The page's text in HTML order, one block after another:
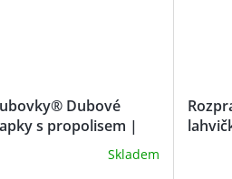
Dubové
s propolisem |
Skladem